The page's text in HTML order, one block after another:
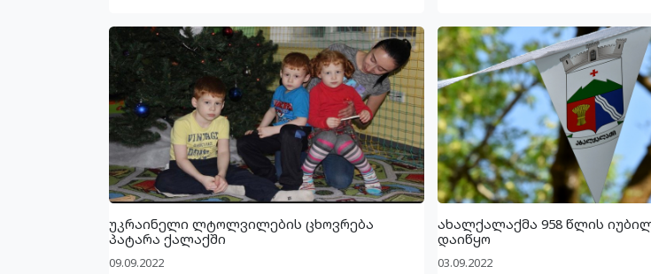
უკრაინელი ლტოლვილების ცხოვრება
პატარა ქალაქში
09.09.2022
ახალქალაქმა 958 წლის
დაიწყო
03.09.2022